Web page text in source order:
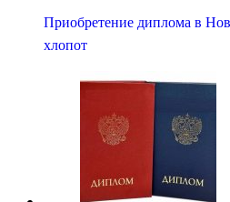
Приобретение диплома в
хлопот